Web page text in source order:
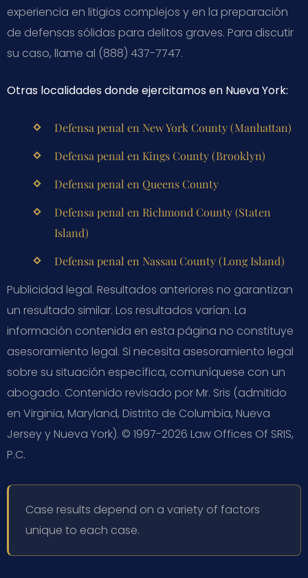
experiencia en litigios complejos y en la preparación
de defensas sólidas para delitos graves. Para discutir
su caso, llame al (888) 437-7747.
Otras localidades donde ejercitamos en Nueva York:
Defensa penal en New York County (Manhattan)
Defensa penal en Kings County (Brooklyn)
Defensa penal en Queens County
Defensa penal en Richmond County (Staten
Island)
Defensa penal en Nassau County (Long Island)
Publicidad legal. Resultados anteriores no garantizan
un resultado similar. Los resultados varían. La
información contenida en esta página no constituye
asesoramiento legal. Si necesita asesoramiento legal
sobre su situación específica, comuníquese con un
abogado. Contenido revisado por Mr. Sris (admitido
en Virginia, Maryland, Distrito de Columbia, Nueva
Jersey y Nueva York). © 1997-2026 Law Offices Of SRIS,
P.C.
Case results depend on a variety of factors
unique to each case.